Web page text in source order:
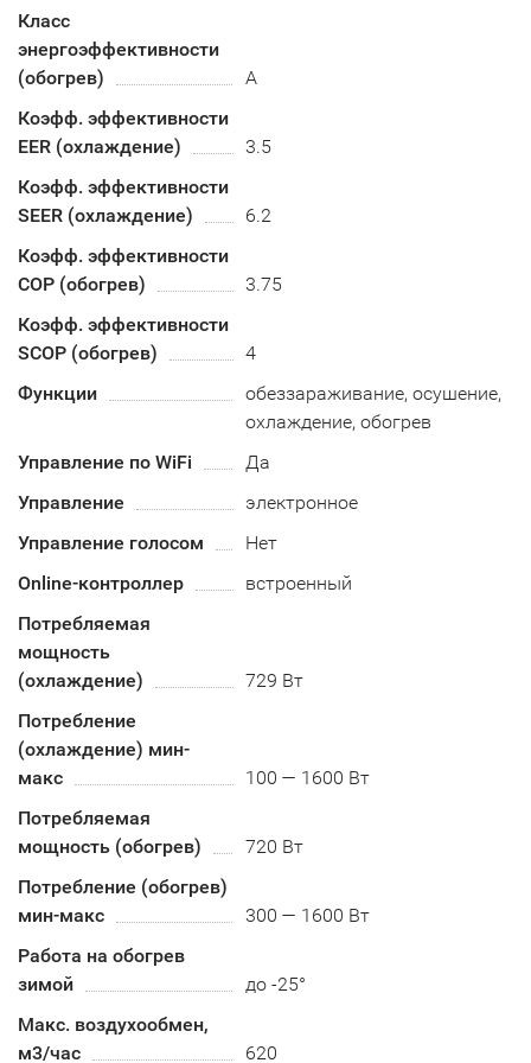
Класс
энергоэффективности
(обогрев)
A
Коэфф. эффективности
EER (охлаждение)
3.5
Коэфф. эффективности
SEER (охлаждение)
6.2
Коэфф. эффективности
COP (обогрев)
3.75
Коэфф. эффективности
SCOP (обогрев)
4
Функции
обеззараживание, осушение,
охлаждение, обогрев
Управление по WiFi
Да
Управление
электронное
Управление голосом
Нет
Online-контроллер
встроенный
Потребляемая
мощность
(охлаждение)
729 Вт
Потребление
(охлаждение) мин-
макс
100 — 1600 Вт
Потребляемая
мощность (обогрев)
720 Вт
Потребление (обогрев)
мин-макс
300 — 1600 Вт
Работа на обогрев
зимой
до -25°
Макс. воздухообмен,
м3/час
620